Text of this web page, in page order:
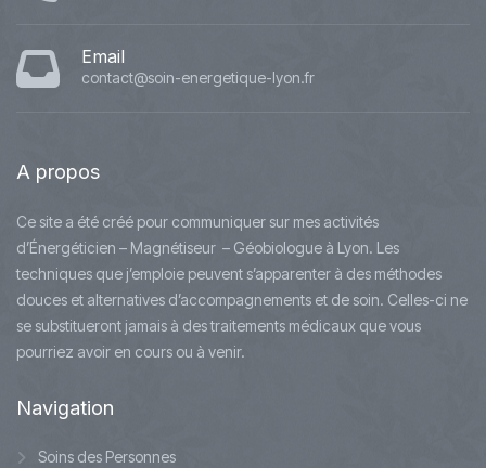
Email
contact@soin-energetique-lyon.fr
A propos
Ce site a été créé pour communiquer sur mes activités
d’Énergéticien – Magnétiseur – Géobiologue à Lyon. Les
techniques que j’emploie peuvent s’apparenter à des méthodes
douces et alternatives d’accompagnements et de soin. Celles-ci ne
se substitueront jamais à des traitements médicaux que vous
pourriez avoir en cours ou à venir.
Navigation
Soins des Personnes